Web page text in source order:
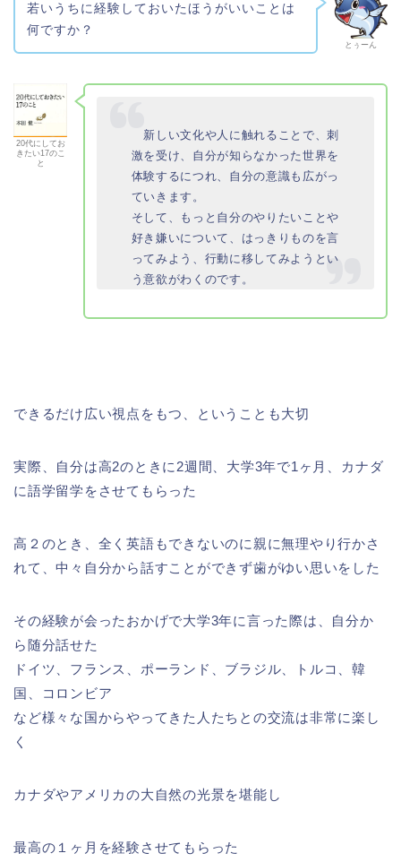
とぅーん
若いうちに経験しておいたほうがいいことは
何ですか？
20代にしてお
きたい17のこ
と
新しい文化や人に触れることで、刺
激を受け、自分が知らなかった世界を
体験するにつれ、自分の意識も広がっ
ていきます。
そして、もっと自分のやりたいことや
好き嫌いについて、はっきりものを言
ってみよう、行動に移してみようとい
う意欲がわくのです。
できるだけ広い視点をもつ、ということも大切
実際、自分は高2のときに2週間、大学3年で1ヶ月、カナダ
に語学留学をさせてもらった
高２のとき、全く英語もできないのに親に無理やり行かさ
れて、中々自分から話すことができず歯がゆい思いをした
その経験が会ったおかげで大学3年に言った際は、自分か
ら随分話せた
ドイツ、フランス、ポーランド、ブラジル、トルコ、韓
国、コロンビア
など様々な国からやってきた人たちとの交流は非常に楽し
く
カナダやアメリカの大自然の光景を堪能し
最高の１ヶ月を経験させてもらった